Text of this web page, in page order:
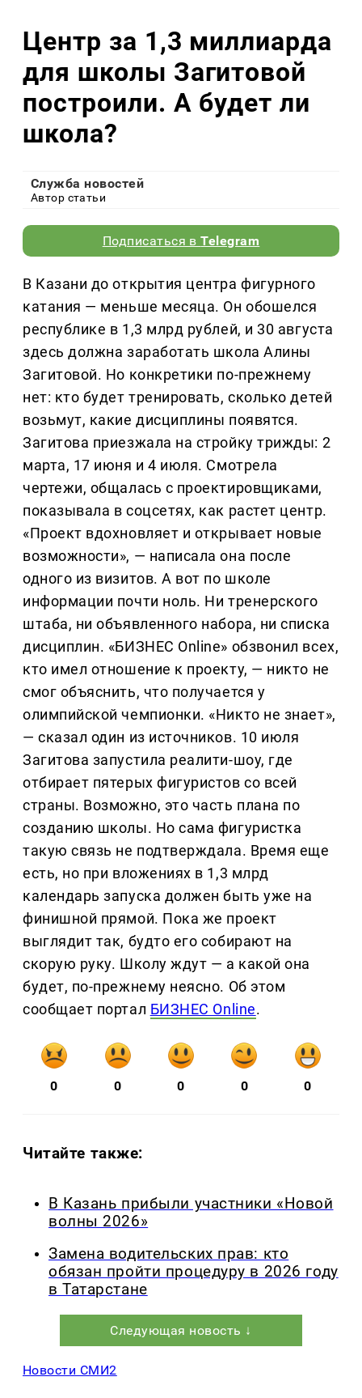
Центр за 1,3 миллиарда
для школы Загитовой
построили. А будет ли
школа?
Служба новостей
Автор статьи
Подписаться вTelegram
В Казани до открытия центра фигурного
катания — меньше месяца. Он обошелся
республике в 1,3 млрд рублей, и 30 августа
здесь должна заработать школа Алины
Загитовой. Но конкретики по-прежнему
нет: кто будет тренировать, сколько детей
возьмут, какие дисциплины появятся.
Загитова приезжала на стройку трижды: 2
марта, 17 июня и 4 июля. Смотрела
чертежи, общалась с проектировщиками,
показывала в соцсетях, как растет центр.
«Проект вдохновляет и открывает новые
возможности», — написала она после
одного из визитов. А вот по школе
информации почти ноль. Ни тренерского
штаба, ни объявленного набора, ни списка
дисциплин. «БИЗНЕС Online» обзвонил всех,
кто имел отношение к проекту, — никто не
смог объяснить, что получается у
олимпийской чемпионки. «Никто не знает»,
— сказал один из источников. 10 июля
Загитова запустила реалити-шоу, где
отбирает пятерых фигуристов со всей
страны. Возможно, это часть плана по
созданию школы. Но сама фигуристка
такую связь не подтверждала. Время еще
есть, но при вложениях в 1,3 млрд
календарь запуска должен быть уже на
финишной прямой. Пока же проект
выглядит так, будто его собирают на
скорую руку. Школу ждут — а какой она
будет, по-прежнему неясно. Об этом
сообщает портал БИЗНЕС Online.
0 0 0 0 0
Читайте также:
В Казань прибыли участники «Новой
волны 2026»
Замена водительских прав: кто
обязан пройти процедуру в 2026 году
в Татарстане
Следующая новость ↓
Новости СМИ2